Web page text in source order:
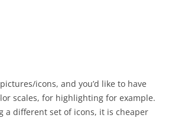
icons, and you’d like to have
scales, for highlighting for example.
a different set of icons, it is cheaper